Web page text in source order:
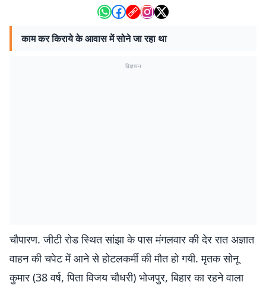
काम कर किराये के आवास में सोने जा रहा था
विज्ञापन
चौपारण. जीटी रोड स्थित सांझा के पास मंगलवार की देर रात अज्ञात
वाहन की चपेट में आने से होटलकर्मी की मौत हो गयी. मृतक सोनू
कुमार (38 वर्ष, पिता विजय चौधरी) भोजपुर, बिहार का रहने वाला